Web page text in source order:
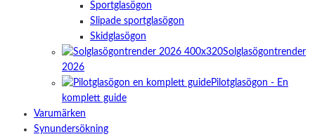
Sportglasögon
Slipade sportglasögon
Skidglasögon
Solglasögontrender
2026
Pilotglasögon - En
komplett guide
Varumärken
Synundersökning